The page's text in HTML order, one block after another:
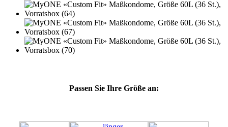
Passen Sie Ihre Größe an: